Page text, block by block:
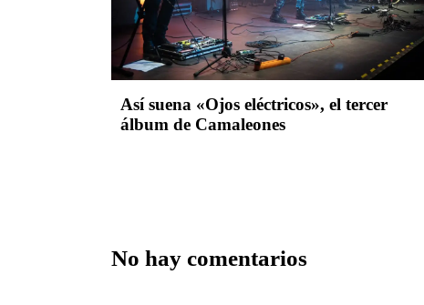
Así suena «Ojos eléctricos», el tercer
álbum de Camaleones
No hay comentarios